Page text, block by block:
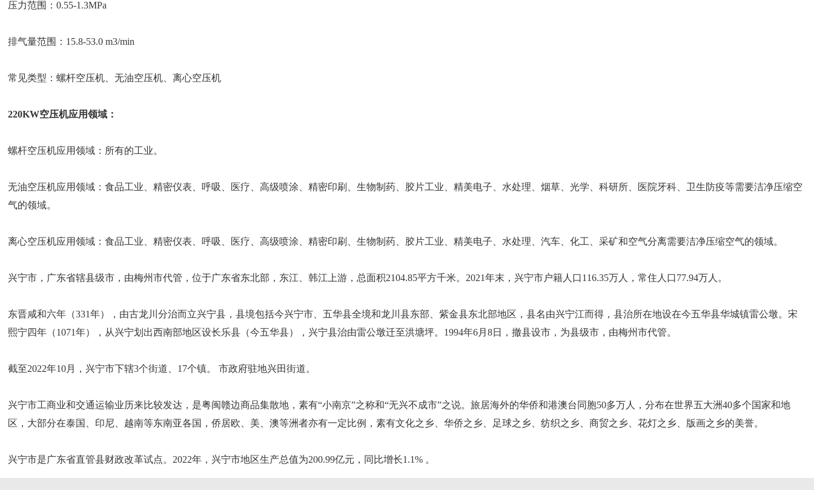
压力范围：0.55-1.3MPa
排气量范围：15.8-53.0 m3/min
常见类型：螺杆空压机、无油空压机、离心空压机
220KW空压机应用领域：
螺杆空压机应用领域：所有的工业。
无油空压机应用领域：食品工业、精密仪表、呼吸、医疗、高级喷涂、精密印刷、生物制药、胶片工业、精美电子、水处理、烟草、光学、科研所、医院牙科、卫生防疫等需要洁净压缩空
气的领域。
离心空压机应用领域：食品工业、精密仪表、呼吸、医疗、高级喷涂、精密印刷、生物制药、胶片工业、精美电子、水处理、汽车、化工、采矿和空气分离需要洁净压缩空气的领域。
兴宁市，广东省辖县级市，由梅州市代管，位于广东省东北部，东江、韩江上游，总面积2104.85平方千米。2021年末，兴宁市户籍人口116.35万人，常住人口77.94万人。
东晋咸和六年（331年），由古龙川分治而立兴宁县，县境包括今兴宁市、五华县全境和龙川县东部、紫金县东北部地区，县名由兴宁江而得，县治所在地设在今五华县华城镇雷公墩。宋
熙宁四年（1071年），从兴宁划出西南部地区设长乐县（今五华县），兴宁县治由雷公墩迁至洪塘坪。1994年6月8日，撤县设市，为县级市，由梅州市代管。
截至2022年10月，兴宁市下辖3个街道、17个镇。 市政府驻地兴田街道。
兴宁市工商业和交通运输业历来比较发达，是粤闽赣边商品集散地，素有“小南京”之称和“无兴不成市”之说。旅居海外的华侨和港澳台同胞50多万人，分布在世界五大洲40多个国家和地
区，大部分在泰国、印尼、越南等东南亚各国，侨居欧、美、澳等洲者亦有一定比例，素有文化之乡、华侨之乡、足球之乡、纺织之乡、商贸之乡、花灯之乡、版画之乡的美誉。
兴宁市是广东省直管县财政改革试点。2022年，兴宁市地区生产总值为200.99亿元，同比增长1.1% 。